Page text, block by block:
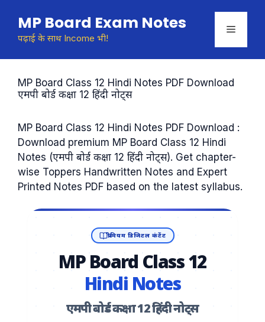
content
MP Board Exam Notes
पढ़ाई के साथ Income भी!
Menu
MP Board Class 12 Hindi Notes PDF Download
एमपी बोर्ड कक्षा 12 हिंदी नोट्स
MP Board Class 12 Hindi Notes PDF Download :
Download premium MP Board Class 12 Hindi
Notes (एमपी बोर्ड कक्षा 12 हिंदी नोट्स). Get chapter-
wise Toppers Handwritten Notes and Expert
Printed Notes PDF based on the latest syllabus.
प्रीमियम डिजिटल कंटेंट
MP Board Class 12
Hindi Notes
एमपी बोर्ड कक्षा 12 हिंदी नोट्स